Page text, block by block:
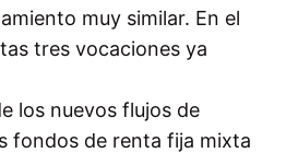
muy similar. En el
tres vocaciones ya
los nuevos flujos de
fondos de renta fija mixta